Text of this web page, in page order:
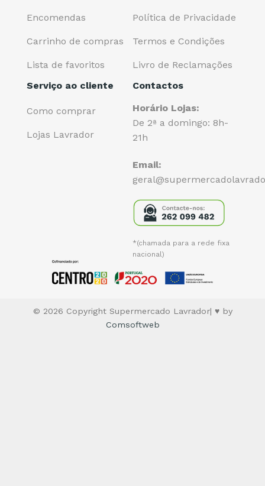
Encomendas
Carrinho de compras
Lista de favoritos
Política de Privacidade
Termos e Condições
Livro de Reclamações
Serviço ao cliente
Como comprar
Lojas Lavrador
Contactos
Horário Lojas:
De 2ª a domingo: 8h-
21h
Email:
*(chamada para a rede fixa
nacional)
© 2026 Copyright Supermercado Lavrador| ♥ by
Comsoftweb